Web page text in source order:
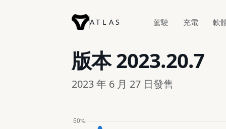
ATLAS 駕駛 充電 軟
版本2023.20.7
2023 年 6 月 27 日發售